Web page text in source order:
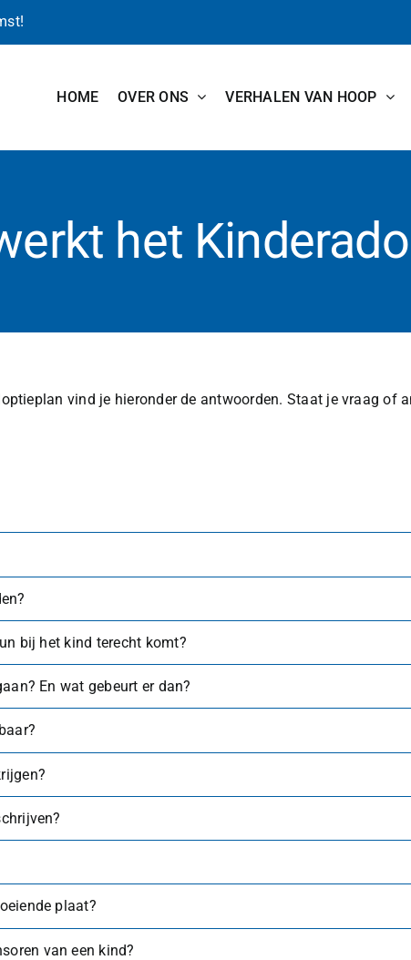
HOME OVER ONS VERHALEN VAN HOOP
het
vind je hieronder de antwoorden. Staat je vraag
bij het kind terecht komt?
En wat gebeurt er dan?
plaat?
van een kind?